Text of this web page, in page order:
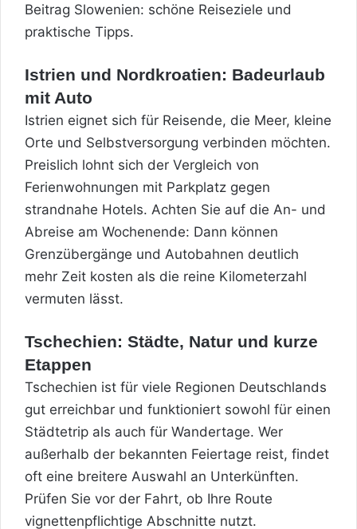
Beitrag Slowenien: schöne Reiseziele und
praktische Tipps.
Istrien und Nordkroatien: Badeurlaub
mit Auto
Istrien eignet sich für Reisende, die Meer, kleine
Orte und Selbstversorgung verbinden möchten.
Preislich lohnt sich der Vergleich von
Ferienwohnungen mit Parkplatz gegen
strandnahe Hotels. Achten Sie auf die An- und
Abreise am Wochenende: Dann können
Grenzübergänge und Autobahnen deutlich
mehr Zeit kosten als die reine Kilometerzahl
vermuten lässt.
Tschechien: Städte, Natur und kurze
Etappen
Tschechien ist für viele Regionen Deutschlands
gut erreichbar und funktioniert sowohl für einen
Städtetrip als auch für Wandertage. Wer
außerhalb der bekannten Feiertage reist, findet
oft eine breitere Auswahl an Unterkünften.
Prüfen Sie vor der Fahrt, ob Ihre Route
vignettenpflichtige Abschnitte nutzt.